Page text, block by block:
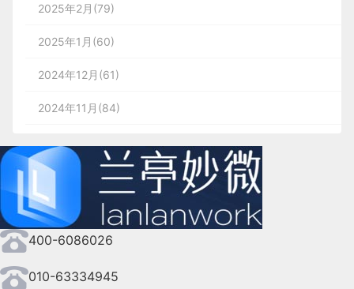
2025年2月(79)
2025年1月(60)
2024年12月(61)
2024年11月(84)
2024年9月(144)
2024年8月(164)
2024年7月(107)
2024年6月(63)
400-6086026
010-63334945